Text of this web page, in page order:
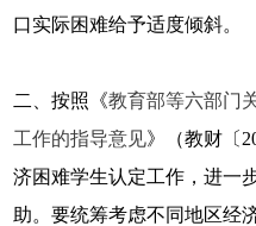
口实际困难给予适度倾斜。
二、按照《教育部等六部门
工作的指导意见》（教财〔
济困难学生认定工作，进一
助。要统筹考虑不同地区经